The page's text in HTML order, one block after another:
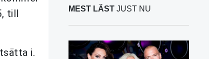
till
i.
MEST LÄST JUST NU